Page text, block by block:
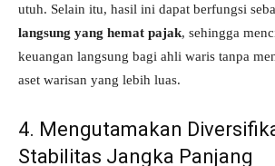
utuh. Selain itu, hasil ini dapat berfungsi
langsung yang hemat pajak, sehingga
keuangan langsung bagi ahli waris tanpa
aset warisan yang lebih luas.
4. Mengutamakan
Stabilitas Jangka Panjang